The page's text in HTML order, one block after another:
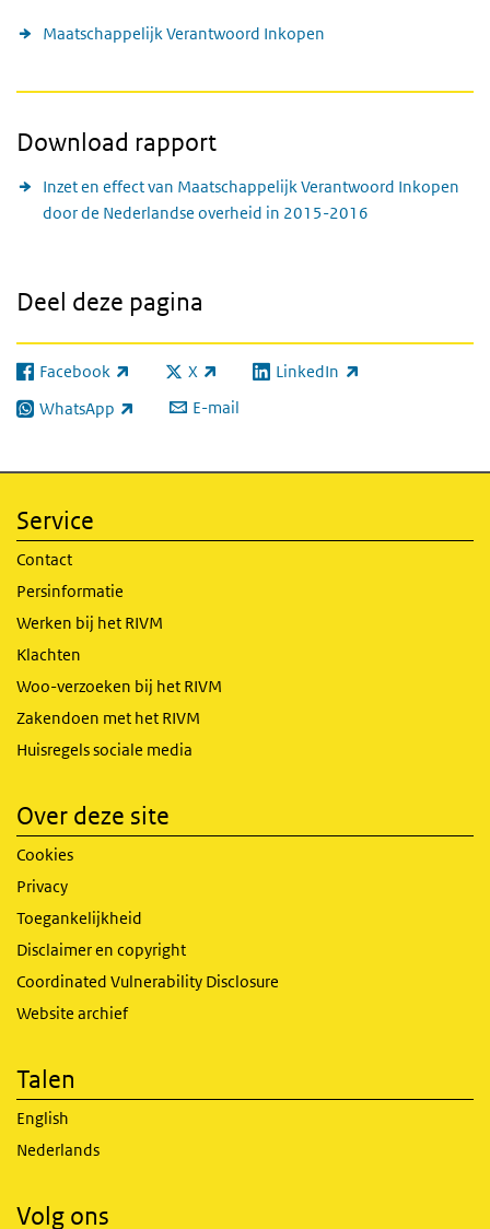
Maatschappelijk Verantwoord Inkopen
Download rapport
Inzet en effect van Maatschappelijk Verantwoord Inkopen
door de Nederlandse overheid in 2015-2016
Deel deze pagina
Facebook
(externe link) X
(externe link) LinkedIn
(externe link)
WhatsApp
(externe link) E-mail
Service
Contact
Persinformatie
Werken bij het RIVM
Klachten
Woo-verzoeken bij het RIVM
Zakendoen met het RIVM
Huisregels sociale media
Over deze site
Cookies
Privacy
Toegankelijkheid
Disclaimer en copyright
Coordinated Vulnerability Disclosure
Website archief
Talen
English
Nederlands
Volg ons